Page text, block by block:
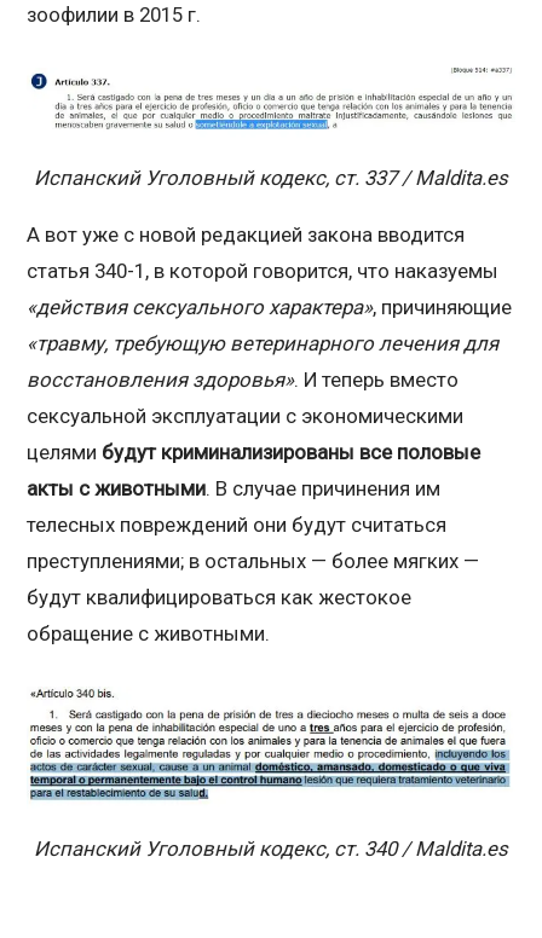
зоофилии в 2015 г.
Испанский Уголовный кодекс, ст. 337 / Maldita.es
А вот уже с новой редакцией закона вводится
статья 340-1, в которой говорится, что наказуемы
«действия сексуального характера», причиняющие
«травму, требующую ветеринарного лечения для
восстановления здоровья». И теперь вместо
сексуальной эксплуатации с экономическими
целями будут криминализированы все половые
акты с животными. В случае причинения им
телесных повреждений они будут считаться
преступлениями; в остальных — более мягких —
будут квалифицироваться как жестокое
обращение с животными.
Испанский Уголовный кодекс, ст. 340 / Maldita.es